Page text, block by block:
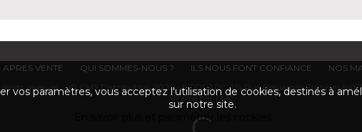
APRES VENTE QUI SOMMES-NOUS ? ILS NOUS FONT CONFIANCE NOS
droits réservés. © CMS Distribution 2026 - ECOPARC 2/4 Rue Benjamin Franklin
Réalisé par LMC
vos paramètres, vous acceptez l'utilisation de cookies, destinés à
sur notre site.
En savoir plus et paramétrer les cookies.